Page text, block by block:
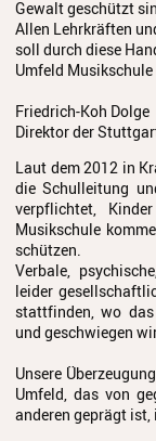
Gewalt geschützt
Allen Lehrkräften
soll durch diese
Umfeld
Friedrich-Koh Dolge
Direktor der
Laut dem 2012 in
die Schulleitung
verpflichtet,
Musikschule
schützen.
Verbale,
leider
stattfinden, wo
und geschwiegen
Unsere
Umfeld, das von
anderen geprägt